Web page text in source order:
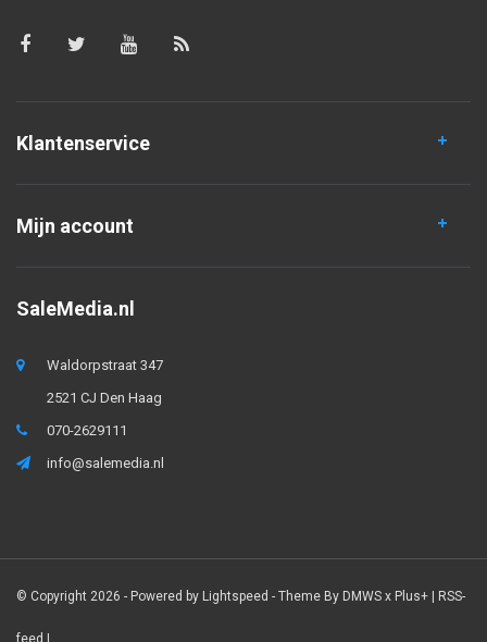
Klantenservice
Mijn account
SaleMedia.nl
Waldorpstraat 347
2521 CJ Den Haag
070-2629111
info@salemedia.nl
© Copyright 2026 - Powered by Lightspeed - Theme By DMWS x Plus+ | RSS-
feed |